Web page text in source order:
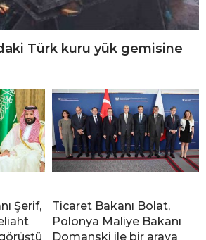
Türk kuru yük gemisine
Şerif,
Ticaret Bakanı Bolat,
Polonya Maliye Bakanı
Domanski ile bir araya